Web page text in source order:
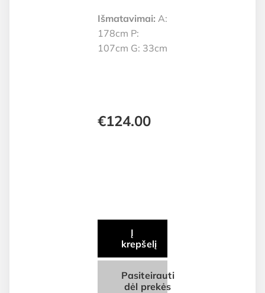
Išmatavimai: A:
178cm P:
107cm G: 33cm
€124.00
Į
krepšelį
Pasiteirauti
dėl prekės